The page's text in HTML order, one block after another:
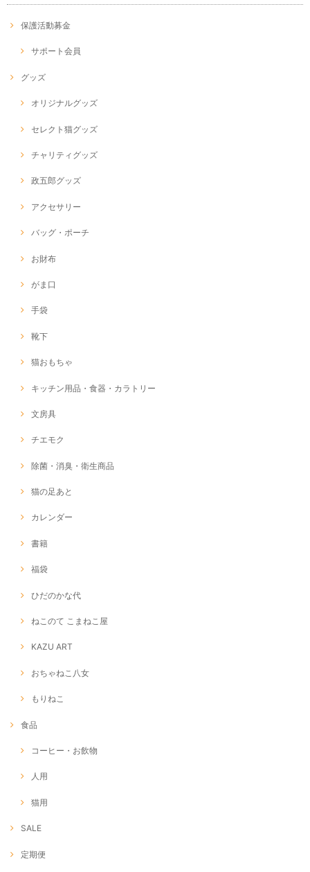
保護活動募金
サポート会員
グッズ
オリジナルグッズ
セレクト猫グッズ
チャリティグッズ
政五郎グッズ
アクセサリー
バッグ・ポーチ
お財布
がま口
手袋
靴下
猫おもちゃ
キッチン用品・食器・カラトリー
文房具
チエモク
除菌・消臭・衛生商品
猫の足あと
カレンダー
書籍
福袋
ひだのかな代
ねこのて こまねこ屋
KAZU ART
おちゃねこ八女
もりねこ
食品
コーヒー・お飲物
人用
猫用
SALE
定期便